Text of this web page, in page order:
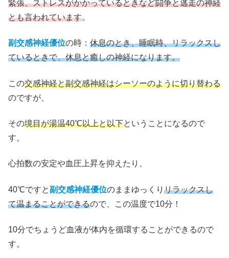
緊張、ストレスがかかっているときなど闘争と逃走の神経
とも言われています。
副交感神経優位の時： 休息のとき、睡眠時、リラックスし
ているときで、休息と癒しの神経になります。
この交感神経と副交感神経はシーソーのように切り替わる
のですが、
その境目が湯温40℃以上と以下ということになるので
す。
心拍数の安定や血圧上昇を抑えたり、
40℃ですと副交感神経優位のままゆっくり リラックスし
て温まることができるので、この温度で10分！
10分でちょうど血液が体内を循環することができるので
す。